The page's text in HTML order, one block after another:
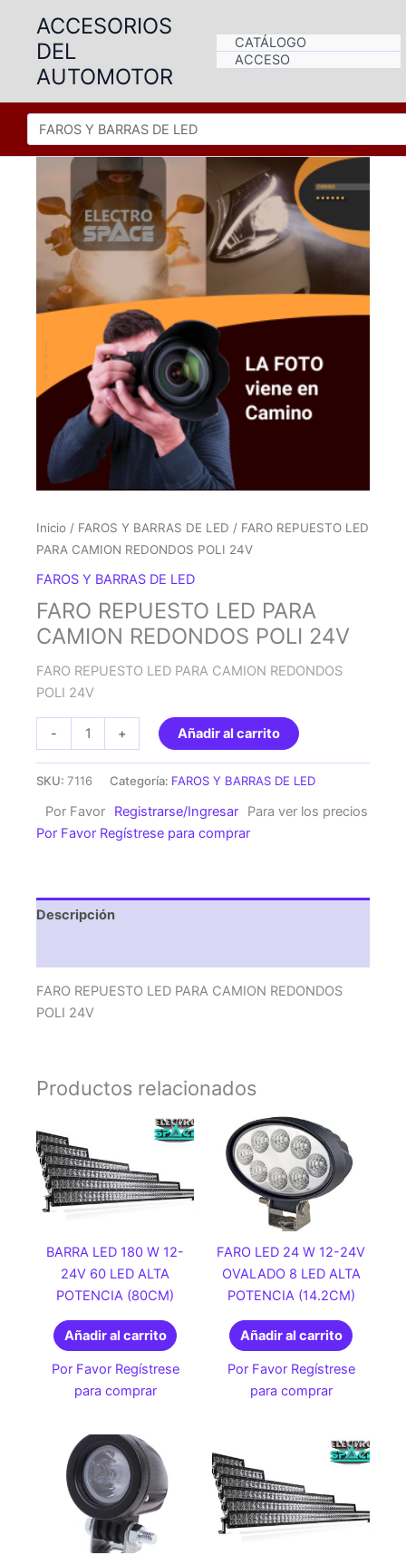
contenido
ACCESORIOS
DEL
AUTOMOTOR
CATÁLOGO
ACCESO
Inicio / FAROS Y BARRAS DE LED / FARO REPUESTO LED
PARA CAMION REDONDOS POLI 24V
FAROS Y BARRAS DE LED
FARO REPUESTO LED PARA
CAMION REDONDOS POLI 24V
FARO REPUESTO LED PARA CAMION REDONDOS
POLI 24V
-
REPUESTO
CAMION
REDONDOS
cantidad
+ Añadir al carrito
SKU: 7116 Categoría: FAROS Y BARRAS DE LED
Por Favor Registrarse/Ingresar
Para ver los precios
Por Favor Regístrese para comprar
Descripción
FARO REPUESTO LED PARA CAMION REDONDOS
POLI 24V
Productos relacionados
BARRA LED 180 W 12-
24V 60 LED ALTA
POTENCIA (80CM)
Añadir al carrito
Por Favor Regístrese
para comprar
FARO LED 24 W 12-24V
OVALADO 8 LED ALTA
POTENCIA (14.2CM)
Añadir al carrito
Por Favor Regístrese
para comprar